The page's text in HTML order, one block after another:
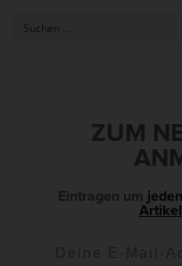
ZUM
Eintragen um
Artikel